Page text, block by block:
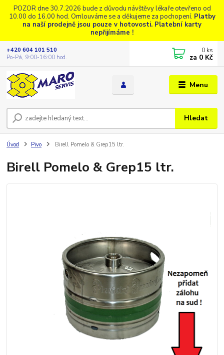
POZOR dne 30.7.2026 bude z důvodu návštěvy lékaře otevřeno od
10.00 do 16.00 hod. Omlouváme se a děkujeme za pochopení. Platby
na naší prodejně jsou pouze v hotovosti. Platební karty
nepřijímáme !
Menu
Hledat
+420 604 101 510
Po-Pá, 9:00-16:00 hod.
0 ks
za 0 Kč
Úvod Pivo Birell Pomelo & Grep15 ltr.
Birell Pomelo & Grep15 ltr.